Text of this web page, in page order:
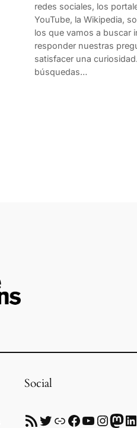
redes sociales, los
YouTube, la Wikipedia,
los que vamos a buscar
responder nuestras
satisfacer una
búsquedas…
Social
RSS Twitter Enlace Facebook YouTube InstagramMastodon LinkedIn